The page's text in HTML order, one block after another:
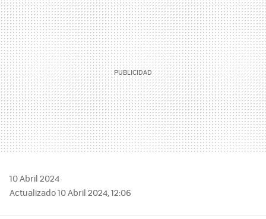
MAIL
10 Abril 2024
Actualizado 10 Abril 2024, 12:06